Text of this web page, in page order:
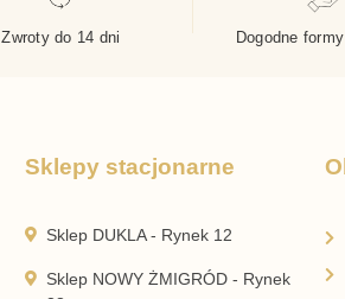
Zwroty do 14 dni Dogodne
Sklepy stacjonarne
Sklep DUKLA - Rynek 12
Sklep NOWY ŻMIGRÓD - Rynek